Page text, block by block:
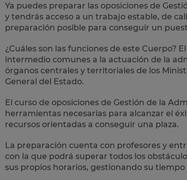
Ya puedes preparar las oposiciones de
y tendrás acceso a un trabajo estable, de
preparación posible para conseguir un
¿Cuáles son las funciones de este Cuerpo?
intermedio comunes a la actuación de la
órganos centrales y territoriales de los
General del Estado.
El curso de oposiciones de Gestión de la
herramientas necesarias para alcanzar el
recursos orientadas a conseguir una plaza.
La preparación cuenta con profesores y
con la que podrá superar todos los
sus propios horarios, gestionando su